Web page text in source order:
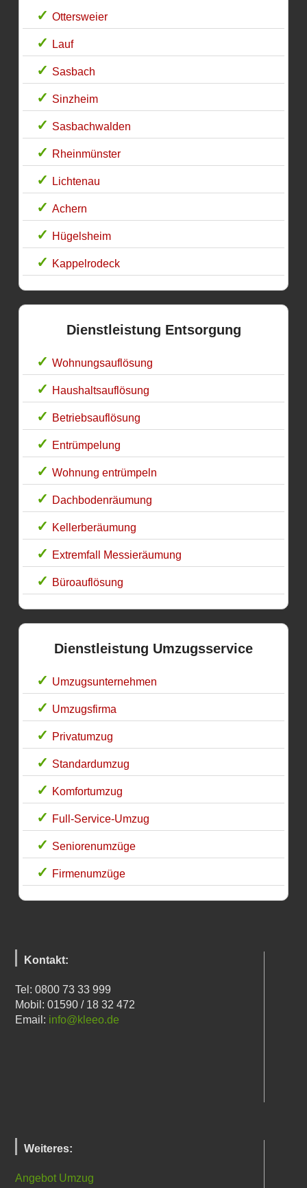
Ottersweier
Lauf
Sasbach
Sinzheim
Sasbachwalden
Rheinmünster
Lichtenau
Achern
Hügelsheim
Kappelrodeck
Dienstleistung Entsorgung
Wohnungsauflösung
Haushaltsauflösung
Betriebsauflösung
Entrümpelung
Wohnung entrümpeln
Dachbodenräumung
Kellerberäumung
Extremfall Messieräumung
Büroauflösung
Dienstleistung Umzugsservice
Umzugsunternehmen
Umzugsfirma
Privatumzug
Standardumzug
Komfortumzug
Full-Service-Umzug
Seniorenumzüge
Firmenumzüge
Kontakt:
Tel: 0800 73 33 999
Mobil: 01590 / 18 32 472
Email: info@kleeo.de
Weiteres:
Angebot Umzug